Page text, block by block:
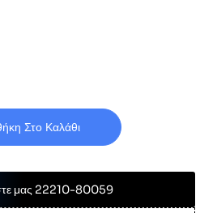
Στο Καλάθι
μας 22210-80059